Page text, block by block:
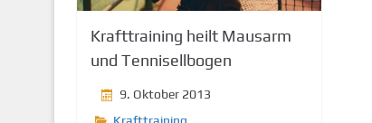
Krafttraining heilt Mausarm
und Tennisellbogen
9. Oktober 2013